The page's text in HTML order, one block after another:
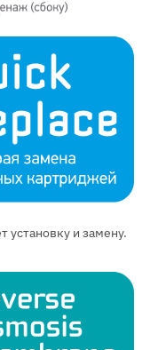
установку и замену.